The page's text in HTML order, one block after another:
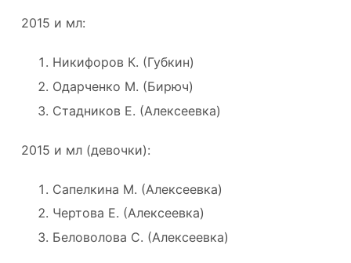
2015 и мл:
Никифоров К. (Губкин)
Одарченко М. (Бирюч)
Стадников Е. (Алексеевка)
2015 и мл (девочки):
Сапелкина М. (Алексеевка)
Чертова Е. (Алексеевка)
Беловолова С. (Алексеевка)